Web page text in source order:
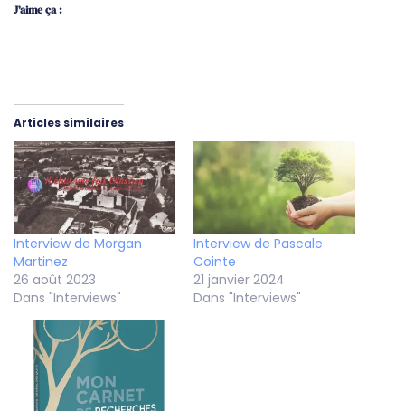
J’aime ça :
Articles similaires
Interview de Morgan
Martinez
26 août 2023
Dans "Interviews"
Interview de Pascale
Cointe
21 janvier 2024
Dans "Interviews"